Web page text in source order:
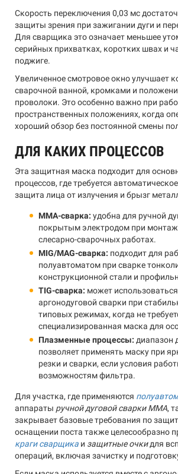
Скорость переключения 0,03 мс
защиты зрения при зажигании дуги и
Для сварщика это означает меньшее
серийных прихватках, коротких швах и
поджиге.
Увеличенное смотровое окно улучшает
сварочной ванной, кромками и
проволоки. Это особенно важно при
пространственных положениях, когда
хороший обзор без постоянной смены
ДЛЯ КАКИХ ПРОЦЕССОВ
Эта защитная маска подходит для
процессов, где требуется
защита лица от излучения и брызг
MMA-сварка: удобна для ручной
покрытым электродом при
слесарно-сварочных работах.
MIG/MAG-сварка: подходит для
полуавтоматом при сварке
конструкционной стали и
TIG-сварка: может
аргонодуговой сварки при
типовых режимах, когда не
специализированная маска для
Плазменные процессы: диапазон
позволяет применять маску при
резки и сварки, если условия
возможностям фильтра.
Для участка, где применяются
аппараты ручной дуговой сварки MMA,
закрывает базовые требования по
оснащении поста также целесообразно
краги сварщика и защитные очкидля
операций, включая зачистку и